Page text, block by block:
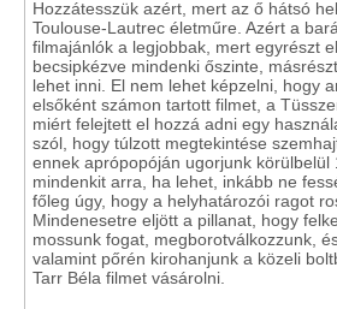
Hozzátesszük azért, mert az ő hátsó
Toulouse-Lautrec életműre. Azért a
filmajánlók a legjobbak, mert egyrészt
becsipkézve mindenki őszinte,
lehet inni. El nem lehet képzelni, hogy
elsőként számon tartott filmet, a
miért felejtett el hozzá adni egy
szól, hogy túlzott megtekintése
ennek aprópopóján ugorjunk körülbelül
mindenkit arra, ha lehet, inkább ne
főleg úgy, hogy a helyhatározói ragot
Mindenesetre eljött a pillanat, hogy
mossunk fogat, megborotválkozzunk,
valamint pőrén kirohanjunk a közeli
Tarr Béla filmet vásárolni.